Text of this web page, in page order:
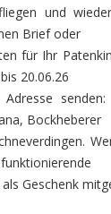
und
Brief oder
für Ihr
20.06.26
senden:
Bockheberer
Geschenk